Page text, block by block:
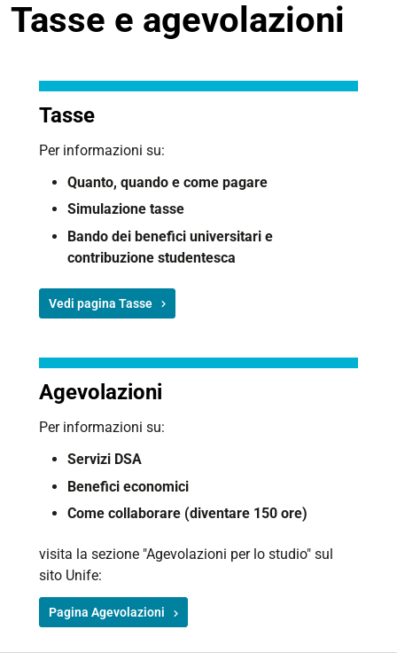
Tasse e agevolazioni
Tasse
Per informazioni su:
Quanto, quando e come pagare
Simulazione tasse
Bando dei benefici universitari e
contribuzione studentesca
Vedi pagina Tasse
Agevolazioni
Per informazioni su:
Servizi DSA
Benefici economici
Come collaborare (diventare 150 ore)
visita la sezione "Agevolazioni per lo studio" sul
sito Unife:
Pagina Agevolazioni